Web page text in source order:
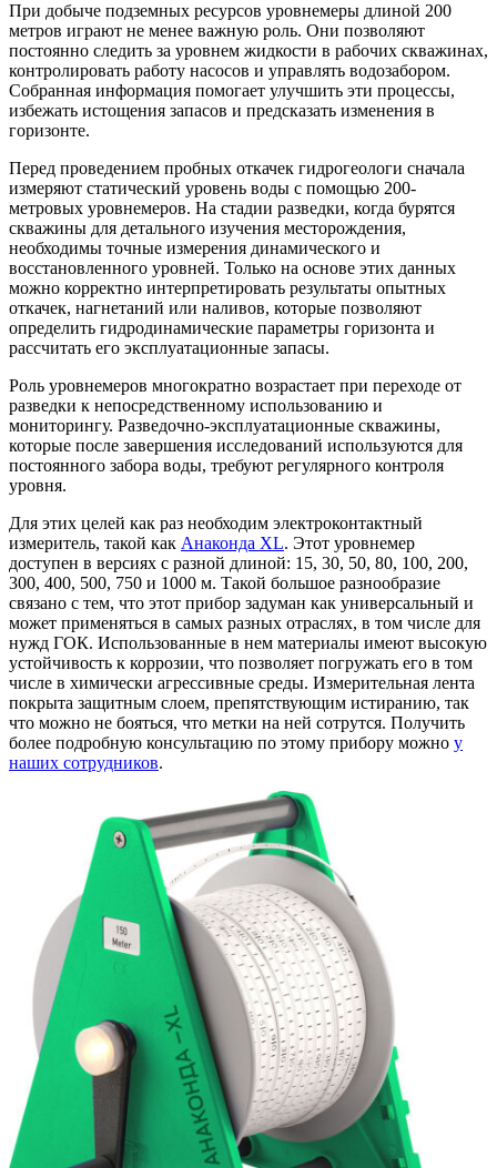
При добыче подземных ресурсов уровнемеры длиной 200
метров играют не менее важную роль. Они позволяют
постоянно следить за уровнем жидкости в рабочих скважинах,
контролировать работу насосов и управлять водозабором.
Собранная информация помогает улучшить эти процессы,
избежать истощения запасов и предсказать изменения в
горизонте.
Перед проведением пробных откачек гидрогеологи сначала
измеряют статический уровень воды с помощью 200-
метровых уровнемеров. На стадии разведки, когда бурятся
скважины для детального изучения месторождения,
необходимы точные измерения динамического и
восстановленного уровней. Только на основе этих данных
можно корректно интерпретировать результаты опытных
откачек, нагнетаний или наливов, которые позволяют
определить гидродинамические параметры горизонта и
рассчитать его эксплуатационные запасы.
Роль уровнемеров многократно возрастает при переходе от
разведки к непосредственному использованию и
мониторингу. Разведочно-эксплуатационные скважины,
которые после завершения исследований используются для
постоянного забора воды, требуют регулярного контроля
уровня.
Для этих целей как раз необходим электроконтактный
измеритель, такой как Анаконда XL. Этот уровнемер
доступен в версиях с разной длиной: 15, 30, 50, 80, 100, 200,
300, 400, 500, 750 и 1000 м. Такой большое разнообразие
связано с тем, что этот прибор задуман как универсальный и
может применяться в самых разных отраслях, в том числе для
нужд ГОК. Использованные в нем материалы имеют высокую
устойчивость к коррозии, что позволяет погружать его в том
числе в химически агрессивные среды. Измерительная лента
покрыта защитным слоем, препятствующим истиранию, так
что можно не бояться, что метки на ней сотрутся. Получить
более подробную консультацию по этому прибору можно у
наших сотрудников.